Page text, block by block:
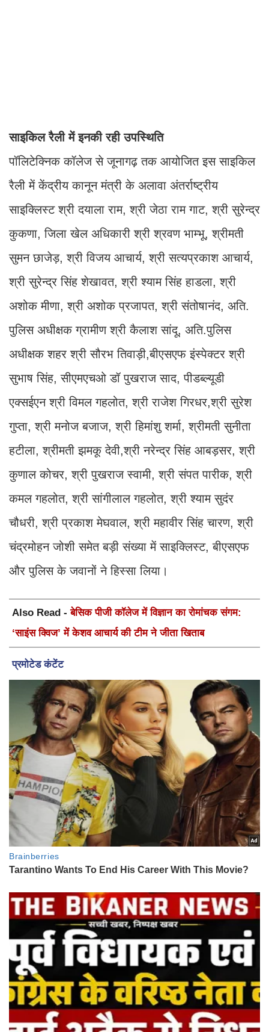
साइकिल रैली में इनकी रही उपस्थिति
पॉलिटेक्निक कॉलेज से जूनागढ़ तक आयोजित इस साइकिल
रैली में केंद्रीय कानून मंत्री के अलावा अंतर्राष्ट्रीय
साइक्लिस्ट श्री दयाला राम, श्री जेठा राम गाट, श्री सुरेन्द्र
कुकणा, जिला खेल अधिकारी श्री श्रवण भाम्भू, श्रीमती
सुमन छाजेड़, श्री विजय आचार्य, श्री सत्यप्रकाश आचार्य,
श्री सुरेन्द्र सिंह शेखावत, श्री श्याम सिंह हाडला, श्री
अशोक मीणा, श्री अशोक प्रजापत, श्री संतोषानंद, अति.
पुलिस अधीक्षक ग्रामीण श्री कैलाश सांदू, अति.पुलिस
अधीक्षक शहर श्री सौरभ तिवाड़ी,बीएसएफ इंस्पेक्टर श्री
सुभाष सिंह, सीएमएचओ डॉ पुखराज साद, पीडब्ल्यूडी
एक्सईएन श्री विमल गहलोत, श्री राजेश गिरधर,श्री सुरेश
गुप्ता, श्री मनोज बजाज, श्री हिमांशु शर्मा, श्रीमती सुनीता
हटीला, श्रीमती झमकू देवी,श्री नरेन्द्र सिंह आबड़सर, श्री
कुणाल कोचर, श्री पुखराज स्वामी, श्री संपत पारीक, श्री
कमल गहलोत, श्री सांगीलाल गहलोत, श्री श्याम सुदंर
चौधरी, श्री प्रकाश मेघवाल, श्री महावीर सिंह चारण, श्री
चंद्रमोहन जोशी समेत बड़ी संख्या में साइक्लिस्ट, बीएसएफ
और पुलिस के जवानों ने हिस्सा लिया।
Also Read -बेसिक पीजी कॉलेज में विज्ञान का रोमांचक संगम:
‘साइंस क्विज’ में केशव आचार्य की टीम ने जीता खिताब